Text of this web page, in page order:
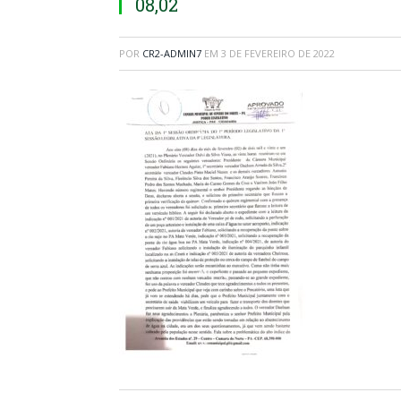
POR CR2-ADMIN7 EM 3 DE FEVEREIRO DE 2022